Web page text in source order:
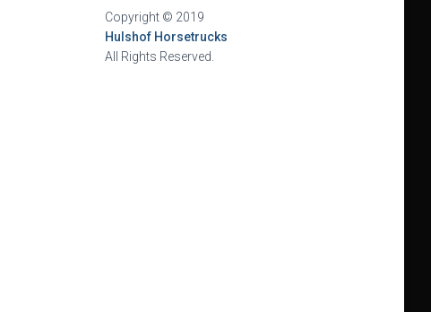
Copyright © 2019
Hulshof Horsetrucks
All Rights Reserved.